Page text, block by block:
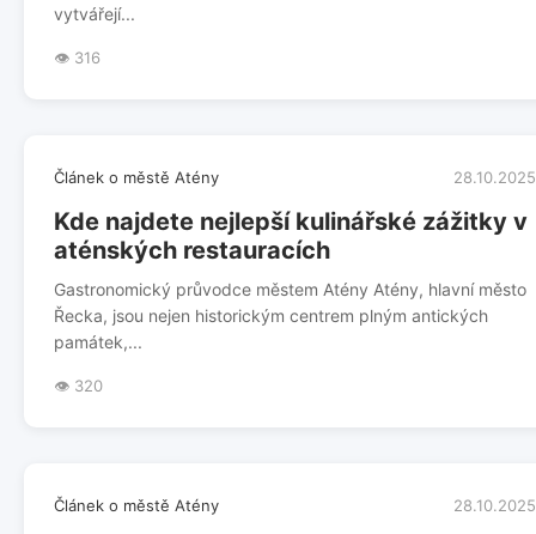
vytvářejí...
👁️ 316
Článek o městě Atény 28.10.2025
Kde najdete nejlepší kulinářské zážitky v
aténských restauracích
Gastronomický průvodce městem Atény Atény, hlavní město
Řecka, jsou nejen historickým centrem plným antických
památek,...
👁️ 320
Článek o městě Atény 28.10.2025